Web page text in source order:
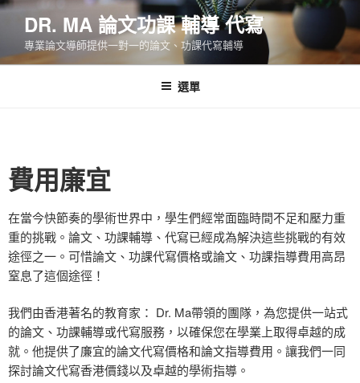
DR. MA 論文功課 輔導 代寫
專業論文導師提供一對一的論文、功課代寫輔導
選單
費用廉宜
在當今快節奏的學術世界中，學生們經常面臨時間不足和壓力重
重的挑戰。論文、功課輔導、代寫已經成為解決這些挑戰的有效
途徑之一。可惜論文、功課代寫價格或論文、功課指導費用高昂
窒息了這個途徑！
我們由香港著名的教育家： Dr. Ma帶領的團隊，為您提供一站式
的論文、功課輔導或代寫服務，以確保您在學業上取得卓越的成
就。他提供了廉宜的論文代寫價格和論文指導費用。讓我們一同
探討論文代寫香港價錢以及卓越的學術指導。